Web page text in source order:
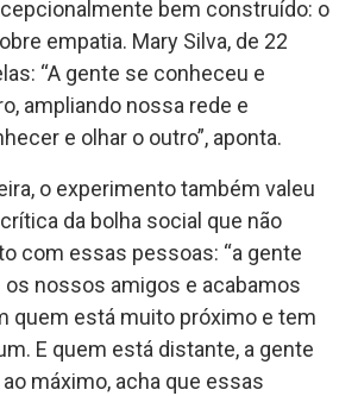
bem construído: o
empatia. Mary Silva, de 22
“A gente se conheceu e
ampliando nossa rede e
e olhar o outro”, aponta.
o experimento também valeu
da bolha social que não
com essas pessoas: “a gente
os nossos amigos e acabamos
quem está muito próximo e tem
E quem está distante, a gente
máximo, acha que essas